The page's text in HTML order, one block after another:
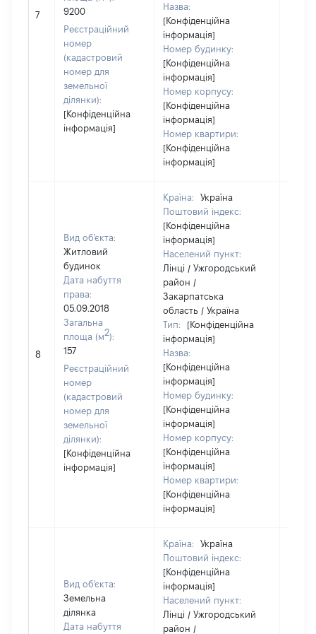
7
9200
Реєстраційний
номер
(кадастровий
номер для
земельної
ділянки):
[Конфіденційна
інформація]
Назва:
[Конфіденційна
інформація]
Номер будинку:
[Конфіденційна
інформація]
Номер корпусу:
[Конфіденційна
інформація]
Номер квартири:
[Конфіденційна
інформація]
8
Вид об'єкта:
Житловий
будинок
Дата набуття
права:
05.09.2018
Загальна
площа (м2):
157
Реєстраційний
номер
(кадастровий
номер для
земельної
ділянки):
[Конфіденційна
інформація]
Країна:
Україна
Поштовий індекс:
[Конфіденційна
інформація]
Населений пункт:
Лінці / Ужгородський
район /
Закарпатська
область / Україна
Тип:
[Конфіденційна
інформація]
Назва:
[Конфіденційна
інформація]
Номер будинку:
[Конфіденційна
інформація]
Номер корпусу:
[Конфіденційна
інформація]
Номер квартири:
[Конфіденційна
інформація]
Вид об'єкта:
Земельна
ділянка
Дата набуття
Країна:
Україна
Поштовий індекс:
[Конфіденційна
інформація]
Населений пункт:
Лінці / Ужгородський
район /